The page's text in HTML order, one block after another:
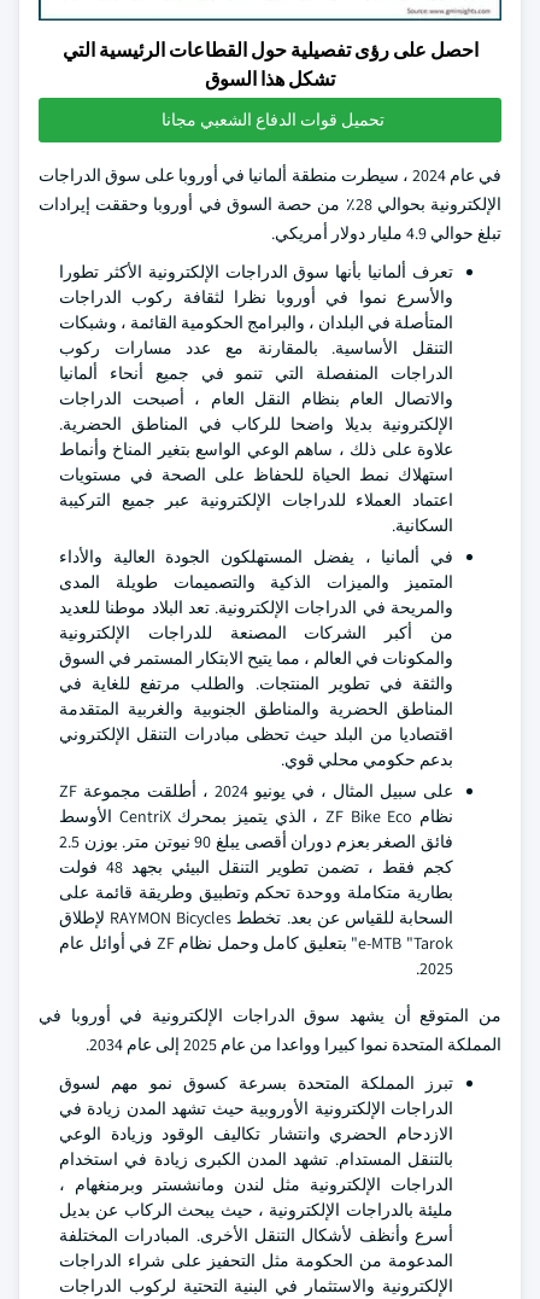
احصل على رؤى تفصيلية حول القطاعات الرئيسية التي
تشكل هذا السوق
تحميل قوات الدفاع الشعبي مجانا
في عام 2024 ، سيطرت منطقة ألمانيا في أوروبا على سوق الدراجات
الإلكترونية بحوالي 28٪ من حصة السوق في أوروبا وحققت إيرادات
تبلغ حوالي 4.9 مليار دولار أمريكي.
تعرف ألمانيا بأنها سوق الدراجات الإلكترونية الأكثر تطورا
والأسرع نموا في أوروبا نظرا لثقافة ركوب الدراجات
المتأصلة في البلدان ، والبرامج الحكومية القائمة ، وشبكات
التنقل الأساسية. بالمقارنة مع عدد مسارات ركوب
الدراجات المنفصلة التي تنمو في جميع أنحاء ألمانيا
والاتصال العام بنظام النقل العام ، أصبحت الدراجات
الإلكترونية بديلا واضحا للركاب في المناطق الحضرية.
علاوة على ذلك ، ساهم الوعي الواسع بتغير المناخ وأنماط
استهلاك نمط الحياة للحفاظ على الصحة في مستويات
اعتماد العملاء للدراجات الإلكترونية عبر جميع التركيبة
السكانية.
في ألمانيا ، يفضل المستهلكون الجودة العالية والأداء
المتميز والميزات الذكية والتصميمات طويلة المدى
والمريحة في الدراجات الإلكترونية. تعد البلاد موطنا للعديد
من أكبر الشركات المصنعة للدراجات الإلكترونية
والمكونات في العالم ، مما يتيح الابتكار المستمر في السوق
والثقة في تطوير المنتجات. والطلب مرتفع للغاية في
المناطق الحضرية والمناطق الجنوبية والغربية المتقدمة
اقتصاديا من البلد حيث تحظى مبادرات التنقل الإلكتروني
بدعم حكومي محلي قوي.
على سبيل المثال ، في يونيو 2024 ، أطلقت مجموعة ZF
نظام ZF Bike Eco ، الذي يتميز بمحرك CentriX الأوسط
فائق الصغر بعزم دوران أقصى يبلغ 90 نيوتن متر. بوزن 2.5
كجم فقط ، تضمن تطوير التنقل البيئي بجهد 48 فولت
بطارية متكاملة ووحدة تحكم وتطبيق وطريقة قائمة على
السحابة للقياس عن بعد. تخطط RAYMON Bicycles لإطلاق
e-MTB "Tarok" بتعليق كامل وحمل نظام ZF في أوائل عام
2025.
من المتوقع أن يشهد سوق الدراجات الإلكترونية في أوروبا في
المملكة المتحدة نموا كبيرا وواعدا من عام 2025 إلى عام 2034.
تبرز المملكة المتحدة بسرعة كسوق نمو مهم لسوق
الدراجات الإلكترونية الأوروبية حيث تشهد المدن زيادة في
الازدحام الحضري وانتشار تكاليف الوقود وزيادة الوعي
بالتنقل المستدام. تشهد المدن الكبرى زيادة في استخدام
الدراجات الإلكترونية مثل لندن ومانشستر وبرمنغهام ،
مليئة بالدراجات الإلكترونية ، حيث يبحث الركاب عن بديل
أسرع وأنظف لأشكال التنقل الأخرى. المبادرات المختلفة
المدعومة من الحكومة مثل التحفيز على شراء الدراجات
الإلكترونية والاستثمار في البنية التحتية لركوب الدراجات